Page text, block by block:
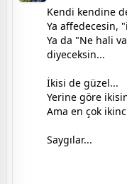
Kendi kendine
Ya affedecesin,
Ya da "Ne hali
diyeceksin...
İkisi de güzel...
Yerine göre
Ama en çok
Saygılar...